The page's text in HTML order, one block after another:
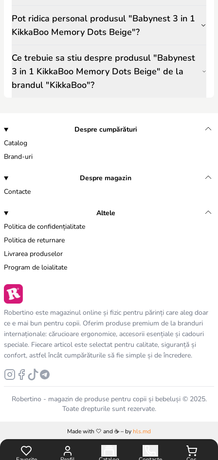
Pot ridica personal produsul "Babynest 3 in 1
KikkaBoo Memory Dots Beige"?
Ce trebuie sa stiu despre produsul "Babynest
3 in 1 KikkaBoo Memory Dots Beige" de la
brandul "KikkaBoo"?
Despre cumpărături
Catalog
Brand-uri
Despre magazin
Contacte
Altele
Politica de confidențialitate
Politica de returnare
Livrarea produselor
Program de loialitate
Robertino este magazinul online și fizic pentru părinți care aleg doar
ce e mai bun pentru copii. Oferim produse premium de la branduri
internaționale: cărucioare ergonomice, accesorii esențiale și cadouri
speciale. Fiecare articol este selectat pentru calitate, siguranță și
confort, astfel încât cumpărăturile să fie simple și de încredere.
Robertino - magazin de produse pentru copii și bebeluși © 2025.
Toate drepturile sunt rezervate.
Made with 🤍 and ☕️ – by hls.md